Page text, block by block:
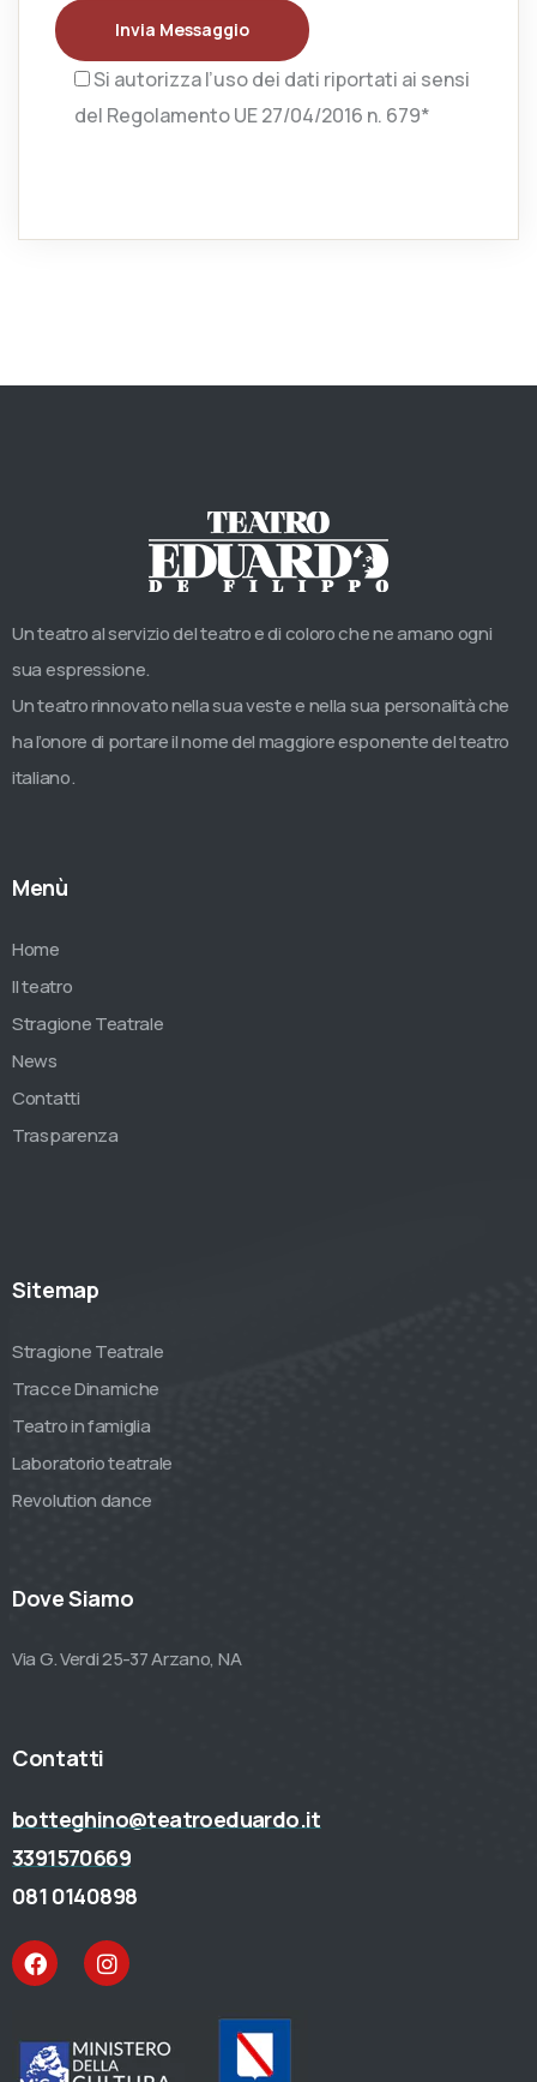
Invia Messaggio
Si autorizza l’uso dei dati riportati ai sensi
del Regolamento UE 27/04/2016 n. 679*
Un teatro al servizio del teatro e di coloro che ne amano ogni
sua espressione.
Un teatro rinnovato nella sua veste e nella sua personalità che
ha l’onore di portare il nome del maggiore esponente del teatro
italiano.
Menù
Home
Il teatro
Stragione Teatrale
News
Contatti
Trasparenza
Sitemap
Stragione Teatrale
Tracce Dinamiche
Teatro in famiglia
Laboratorio teatrale
Revolution dance
Dove Siamo
Via G. Verdi 25-37 Arzano, NA
Contatti
botteghino@teatroeduardo.it
3391570669
081 0140898